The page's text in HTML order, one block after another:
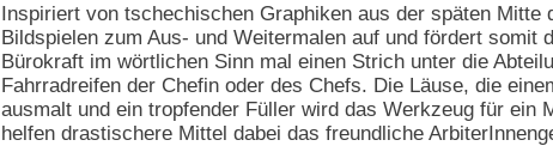
Inspiriert von tschechischen Graphiken aus der späten
Bildspielen zum Aus- und Weitermalen auf und fördert somit
Bürokraft im wörtlichen Sinn mal einen Strich unter die
Fahrradreifen der Chefin oder des Chefs. Die Läuse, die
ausmalt und ein tropfender Füller wird das Werkzeug für
helfen drastischere Mittel dabei das freundliche